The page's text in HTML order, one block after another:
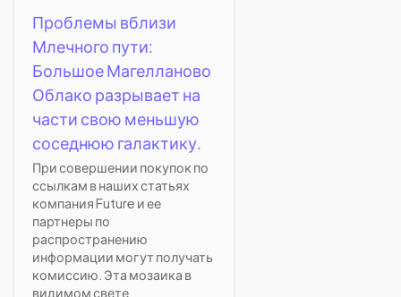
Проблемы вблизи
Млечного пути:
Большое Магелланово
Облако разрывает на
части свою меньшую
соседнюю галактику.
При совершении покупок по
ссылкам в наших статьях
компания Future и ее
партнеры по
распространению
информации могут получать
комиссию. Эта мозаика в
видимом свете